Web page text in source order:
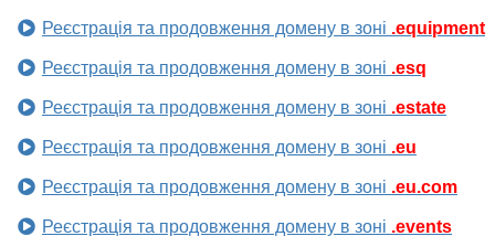
Реєстрація та продовження домену в зоні .equipment
Реєстрація та продовження домену в зоні .esq
Реєстрація та продовження домену в зоні .estate
Реєстрація та продовження домену в зоні .eu
Реєстрація та продовження домену в зоні .eu.com
Реєстрація та продовження домену в зоні .events